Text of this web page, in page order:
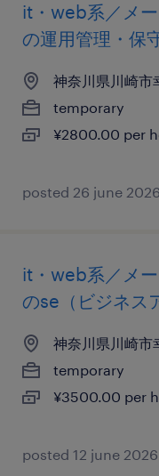
it・web系／メ
の運用管理・保
神奈川県川崎市
temporary
¥2800.00 per
posted 26 june 2026
it・web系／メ
のse（ビジネス
神奈川県川崎市
temporary
¥3500.00 per
posted 12 june 2026